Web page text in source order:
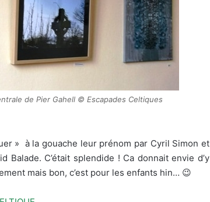
de Pier Gahell © Escapades Celtiques
» à la gouache leur prénom par Cyril Simon et
C’était splendide ! Ca donnait envie d’y
mais bon, c’est pour les enfants hin… 😉